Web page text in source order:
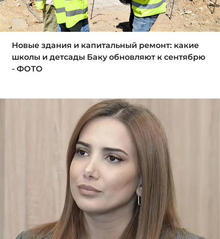
Новые здания и капитальный ремонт: какие
школы и детсады Баку обновляют к сентябрю
- ФОТО